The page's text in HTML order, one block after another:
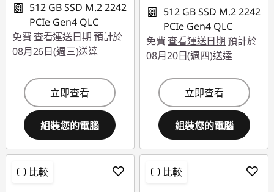
512 GB SSD M.2 2242
PCIe Gen4 QLC
免費 查看運送日期預計於
08月26日(週三)送達
立即查看
組裝您的電腦
512 GB SSD M.2 2242
PCIe Gen4 QLC
免費 查看運送日期預計於
08月20日(週四)送達
立即查看
組裝您的電腦
比較 比較